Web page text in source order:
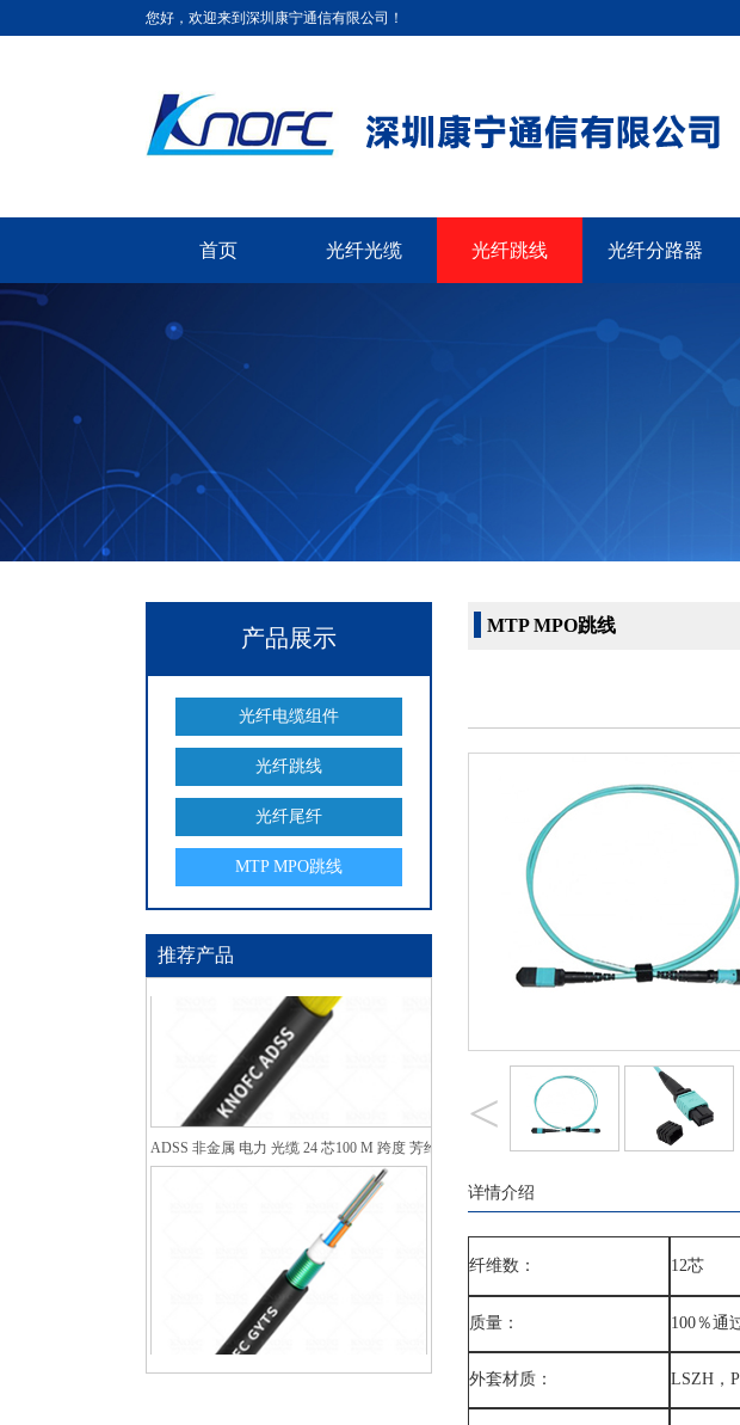
您好，欢迎来到深圳康宁通信有限公司！
首页 光纤光缆 光纤跳线 光纤分路器
产品展示
光纤电缆组件
光纤跳线
光纤尾纤
MTP MPO跳线
推荐产品
ADSS 非金属 电力 光缆 24 芯100 M 跨度 芳纶纱 双护套
MTP MPO跳线
<
详情介绍
纤维数： 12芯
质量： 100％通
外套材质： LSZH，